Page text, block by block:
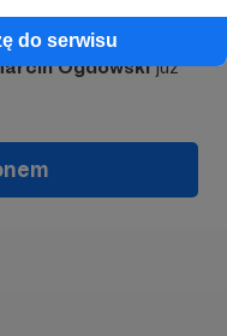
do serwisu
Ogdowskijuż